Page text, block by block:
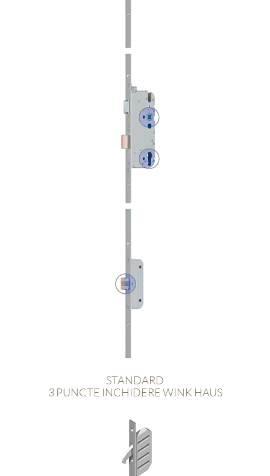
STANDARD
3 PUNCTE INCHIDERE WINK HAUS